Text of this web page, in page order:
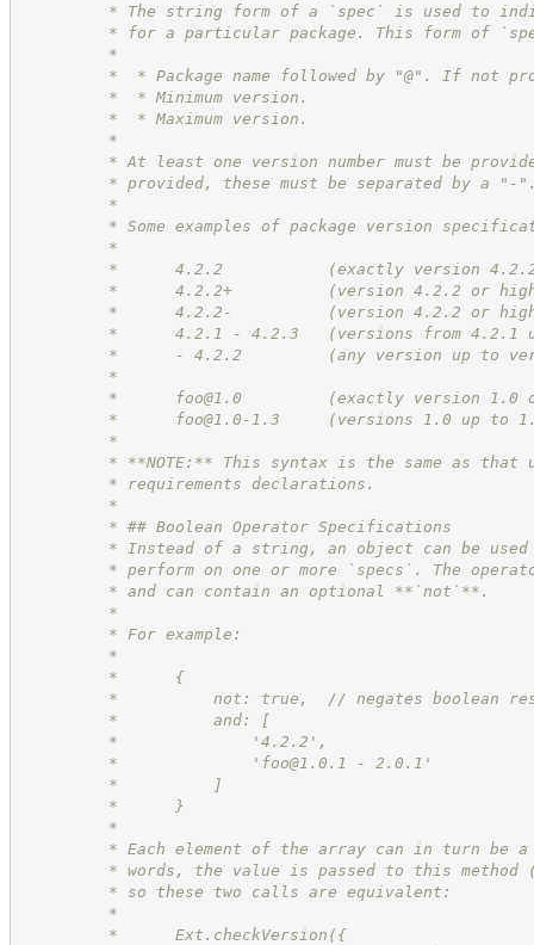
* The string form of a `spec` is used to
* for a particular package. This form of
*
*  * Package name followed by "@". If not
*  * Minimum version.
*  * Maximum version.
*
* At least one version number must be provided.
* provided, these must be separated by a "-
*
* Some examples of package version
*
*      4.2.2           (exactly version 4.2.2
*      4.2.2+          (version 4.2.2 or
*      4.2.2-          (version 4.2.2 or
*      4.2.1 - 4.2.3   (versions from 4.2.1 up
*      - 4.2.2         (any version up to
*
* foo@1.0 (exactly version 1.0 of
* foo@1.0-1.3 (versions 1.0 up to
*
* **NOTE:** This syntax is the same as that
* requirements declarations.
*
* ## Boolean Operator Specifications
* Instead of a string, an object can be used
* perform on one or more `specs`. The
* and can contain an optional **`not`**.
*
* For example:
*
*      {
*          not: true,  // negates boolean
*          and: [
*              '4.2.2',
*              ' foo@1.0.1 - 2.0.1'
*          ]
*      }
*
* Each element of the array can in turn be a
* words, the value is passed to this method
* so these two calls are equivalent:
*
*      Ext.checkVersion({